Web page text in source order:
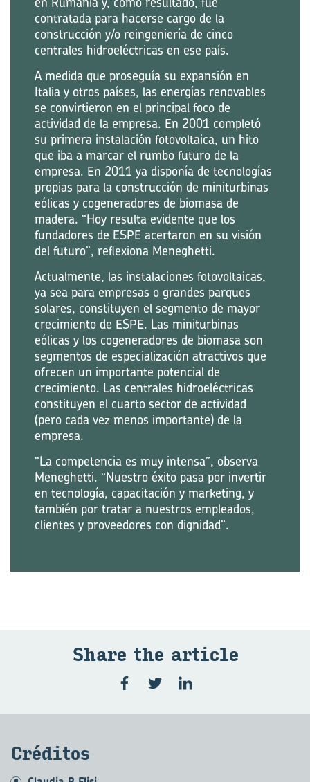
contratada para hacerse cargo de la
construcción y/o reingeniería de cinco
centrales hidroeléctricas en ese país.
A medida que proseguía su expansión en
Italia y otros países, las energías renovables
se convirtieron en el principal foco de
actividad de la empresa. En 2001 completó
su primera instalación fotovoltaica, un hito
que iba a marcar el rumbo futuro de la
empresa. En 2011 ya disponía de tecnologías
propias para la construcción de miniturbinas
eólicas y cogeneradores de biomasa de
madera. “Hoy resulta evidente que los
fundadores de ESPE acertaron en su visión
del futuro”, reflexiona Meneghetti.
Actualmente, las instalaciones fotovoltaicas,
ya sea para empresas o grandes parques
solares, constituyen el segmento de mayor
crecimiento de ESPE. Las miniturbinas
eólicas y los cogeneradores de biomasa son
segmentos de especialización atractivos que
ofrecen un importante potencial de
crecimiento. Las centrales hidroeléctricas
constituyen el cuarto sector de actividad
(pero cada vez menos importante) de la
empresa.
“La competencia es muy intensa”, observa
Meneghetti. “Nuestro éxito pasa por invertir
en tecnología, capacitación y marketing, y
también por tratar a nuestros empleados,
clientes y proveedores con dignidad”.
Share the ar­ti­cle
Cré­di­tos